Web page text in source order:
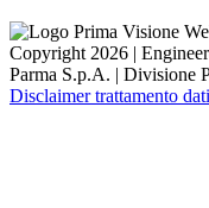
Copyright 2026 |
Parma S.p.A. | Divisione
Disclaimer trattamento